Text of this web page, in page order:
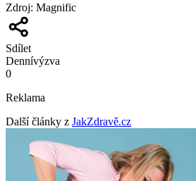
Zdroj: Magnific
Sdílet
Dennívýzva
0
Reklama
Další články z JakZdravě.cz